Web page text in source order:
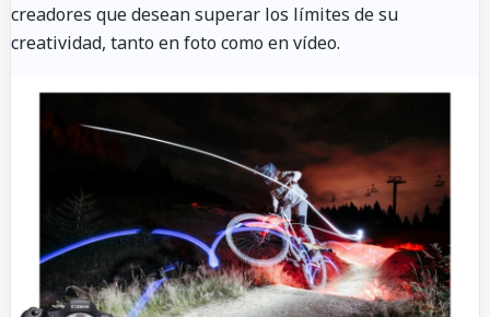
creadores que desean superar los límites de su
creatividad, tanto en foto como en vídeo.